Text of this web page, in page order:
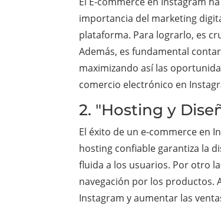
importancia del marketing
plataforma. Para lograrlo, es
Además, es fundamental
maximizando así las
comercio electrónico en
2. "Hosting y
El éxito de un e-commerce en
hosting confiable garantiza la
fluida a los usuarios. Por otro
navegación por los productos.
Instagram y aumentar las